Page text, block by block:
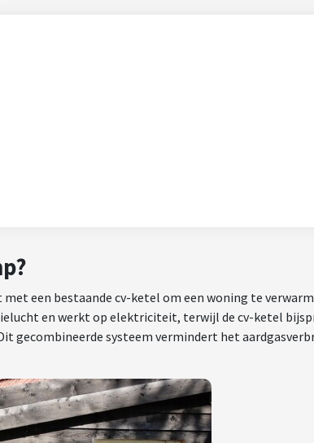
een bestaande cv-ketel om een woning te
en werkt op elektriciteit, terwijl de cv-ketel
gecombineerde systeem vermindert het